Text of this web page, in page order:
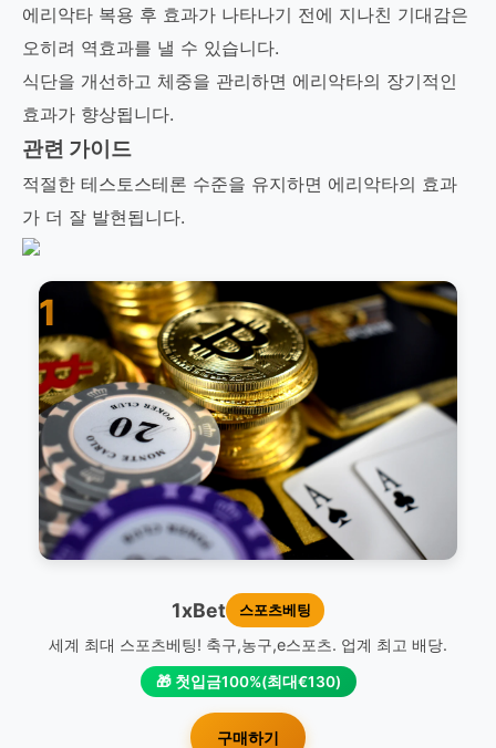
에리악타 복용 후 효과가 나타나기 전에 지나친 기대감은
오히려 역효과를 낼 수 있습니다.
식단을 개선하고 체중을 관리하면 에리악타의 장기적인
효과가 향상됩니다.
관련 가이드
적절한 테스토스테론 수준을 유지하면 에리악타의 효과
가 더 잘 발현됩니다.
1
1xBet 스포츠베팅
세계 최대 스포츠베팅! 축구,농구,e스포츠. 업계 최고 배당.
🎁 첫입금100%(최대€130)
구매하기